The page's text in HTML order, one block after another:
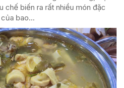
chế biến ra rất nhiều món đặc
bao...